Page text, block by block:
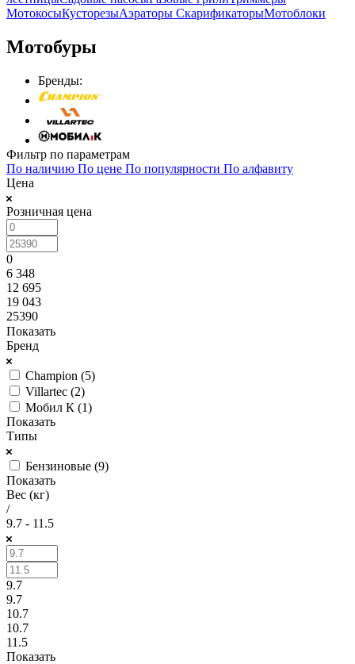
МотокосыКусторезыАэраторы СкарификаторыМотоблоки
Мотобуры
Бренды:
Фильтр по параметрам
По наличию По цене По популярности По алфавиту
Цена
Розничная цена
0
6 348
12 695
19 043
25390
Показать
Бренд
Champion (5)
Villartec (2)
Мобил К (1)
Показать
Типы
Бензиновые (9)
Показать
Вес (кг)
/
9.7 - 11.5
9.7
9.7
10.7
10.7
11.5
Показать